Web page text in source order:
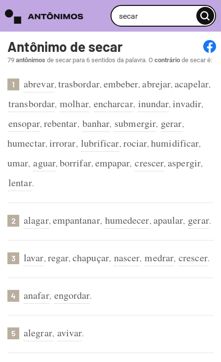
Antônimo de secar
79 antônimos de secar para 6 sentidos da palavra. O contrário de secar é:
1 abrevar, trasbordar, embeber,abrejar,acapelar,
transbordar, molhar, encharcar, inundar,invadir,
ensopar, rebentar, banhar, submergir, gerar,
humectar, irrorar, lubrificar, rociar,humidificar,
umar, aguar, borrifar, empapar, crescer,aspergir,
lentar.
2 alagar, empantanar, humedecer, apaular, gerar.
3 lavar, regar, chapuçar, nascer, medrar, crescer.
4 anafar, engordar.
5 alegrar, avivar.